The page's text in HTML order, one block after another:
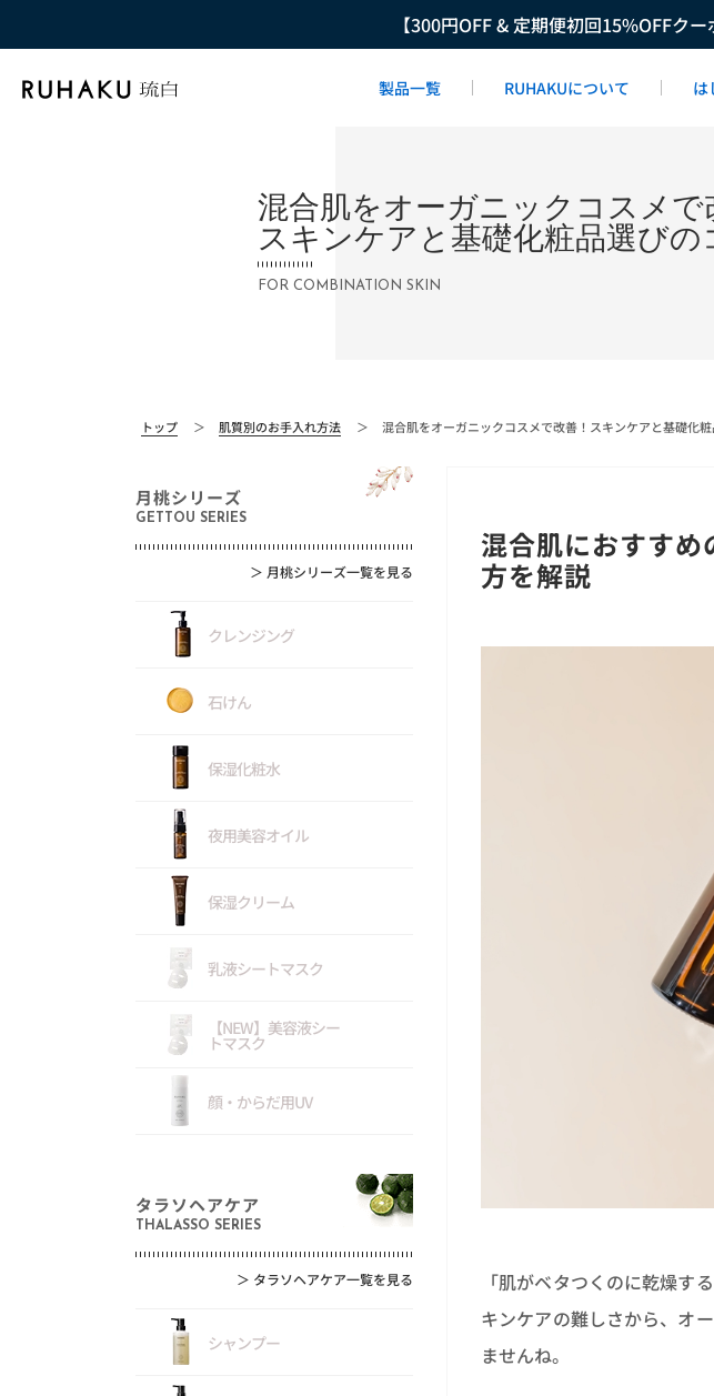
【300円OFF & 定期便初回15%OFFク
製品一覧 RUHAKUについて は
混合肌をオーガニックコスメで
スキンケアと基礎化粧品選びの
FOR COMBINATION SKIN
トップ ＞ 肌質別のお手入れ方法 ＞ 混合肌をオーガニックコスメで改善！スキンケアと基礎化
月桃シリーズ
GETTOU SERIES
＞ 月桃シリーズ一覧を見る
クレンジング
石けん
保湿化粧水
夜用美容オイル
保湿クリーム
乳液シートマスク
【NEW】美容液シー
トマスク
顔・からだ用UV
タラソヘアケア
THALASSO SERIES
＞ タラソヘアケア一覧を見る
シャンプー
混合肌におすす
方を解説
「肌がベタつくのに乾燥
キンケアの難しさから、オ
ませんね。